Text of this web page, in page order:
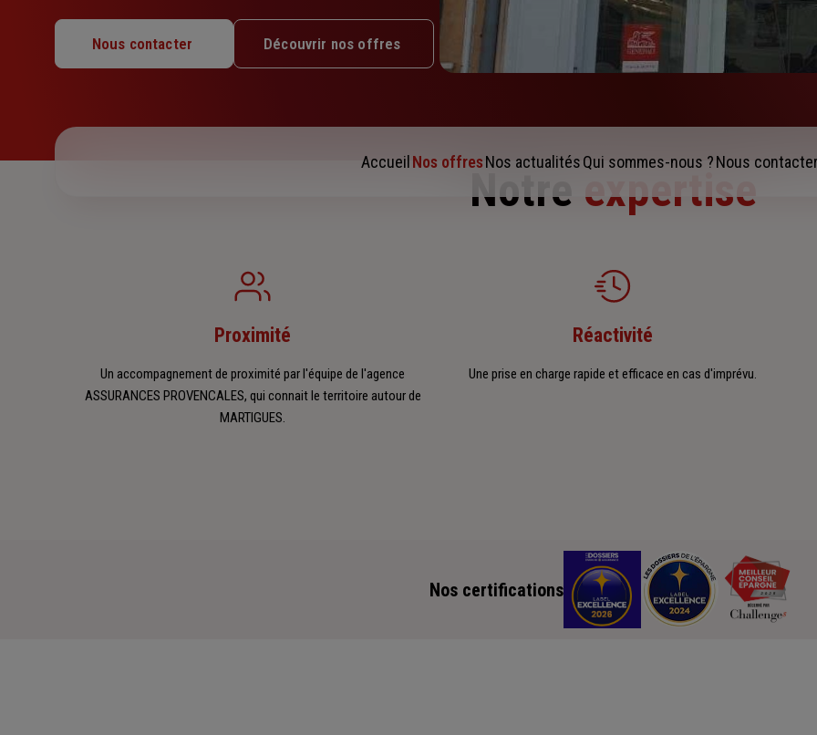
Lundi : Fermé
Vendredi : 09h – 12h
Nous contacter Découvrir nos offres
Accueil Nos offresNos actualitésQui sommes-nous ?Nous contacter
Notre expertise
Proximité
Un accompagnement de proximité par l'équipe de l'agence
ASSURANCES PROVENCALES, qui connait le territoire autour de
MARTIGUES.
Réactivité
Une prise en charge rapide et efficace en cas d'imprévu.
Nos certifications